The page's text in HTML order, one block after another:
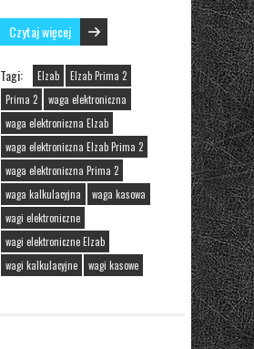
Czytaj więcej
Tagi: Elzab
Elzab Prima 2
Prima 2
waga elektroniczna
waga elektroniczna Elzab
waga elektroniczna Elzab Prima 2
waga elektroniczna Prima 2
waga kalkulacyjna
waga kasowa
wagi elektroniczne
wagi elektroniczne Elzab
wagi kalkulacyjne
wagi kasowe